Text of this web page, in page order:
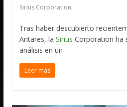
Sirius Corporation
Tras haber descubierto
Antares, laSirius Corporation ha
análisis en un
Leer más